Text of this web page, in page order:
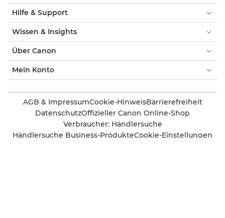
Hilfe & Support
Wissen & Insights
Über Canon
Mein Konto
AGB & ImpressumCookie-HinweisBarrierefreiheit
DatenschutzOffizieller Canon Online-Shop
Verbraucher: Händlersuche
Händlersuche Business-ProdukteCookie-Einstellungen